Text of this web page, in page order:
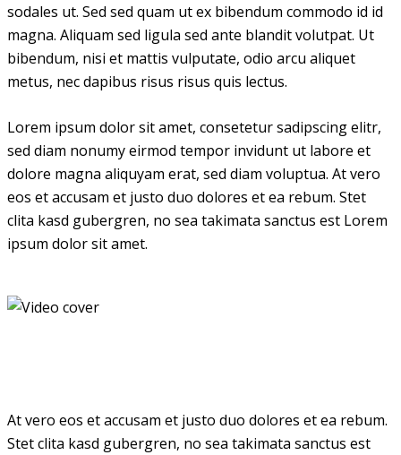
sodales ut. Sed sed quam ut ex bibendum commodo id id
magna. Aliquam sed ligula sed ante blandit volutpat. Ut
bibendum, nisi et mattis vulputate, odio arcu aliquet
metus, nec dapibus risus risus quis lectus.
Lorem ipsum dolor sit amet, consetetur sadipscing elitr,
sed diam nonumy eirmod tempor invidunt ut labore et
dolore magna aliquyam erat, sed diam voluptua. At vero
eos et accusam et justo duo dolores et ea rebum. Stet
clita kasd gubergren, no sea takimata sanctus est Lorem
ipsum dolor sit amet.
At vero eos et accusam et justo duo dolores et ea rebum.
Stet clita kasd gubergren, no sea takimata sanctus est